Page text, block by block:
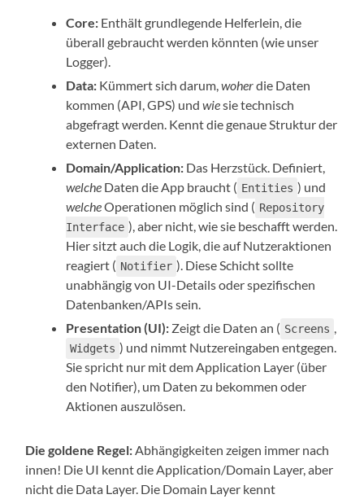
Core: Enthält grundlegende Helferlein, die
überall gebraucht werden könnten (wie unser
Logger).
Data: Kümmert sich darum,woherdie Daten
kommen (API, GPS) undwiesie technisch
abgefragt werden. Kennt die genaue Struktur der
externen Daten.
Domain/Application: Das Herzstück. Definiert,
welche Daten die App braucht ( Entities ) und
welcheOperationen möglich sind ( Repository
Interface ), aber nicht, wie sie beschafft werden.
Hier sitzt auch die Logik, die auf Nutzeraktionen
reagiert ( Notifier ). Diese Schicht sollte
unabhängig von UI-Details oder spezifischen
Datenbanken/APIs sein.
Presentation (UI): Zeigt die Daten an ( Screens ,
Widgets ) und nimmt Nutzereingaben entgegen.
Sie spricht nur mit dem Application Layer (über
den Notifier), um Daten zu bekommen oder
Aktionen auszulösen.
Die goldene Regel:Abhängigkeiten zeigen immer nach
innen! Die UI kennt die Application/Domain Layer, aber
nicht die Data Layer. Die Domain Layer kennt